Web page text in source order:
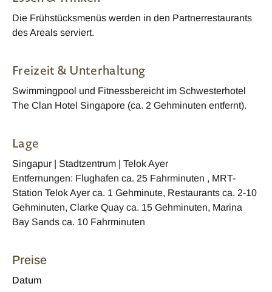
Die Frühstücksmenüs werden in den Partnerrestaurants
des Areals serviert.
Freizeit & Unterhaltung
Swimmingpool und Fitnessbereicht im Schwesterhotel
The Clan Hotel Singapore (ca. 2 Gehminuten entfernt).
Lage
Singapur | Stadtzentrum | Telok Ayer
Entfernungen: Flughafen ca. 25 Fahrminuten , MRT-
Station Telok Ayer ca. 1 Gehminute, Restaurants ca. 2-10
Gehminuten, Clarke Quay ca. 15 Gehminuten, Marina
Bay Sands ca. 10 Fahrminuten
Preise
Datum